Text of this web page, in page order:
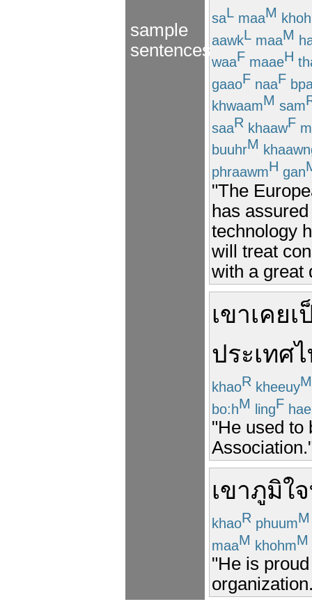
sample
sentences
saL maaM
aawkL maaM
waaF maaeH
gaaoF naaF
khwaamM sam
saaR khaawF
buuhrM
phraawmH gan
"The
has
technology
will treat
with a great
เขาเคยเ
ประเทศ
khaoR kheeuyM
bo:hM lingF
"He used to
เขาภูมิใจ
khaoR phuumM
maaM khohmM
"He is